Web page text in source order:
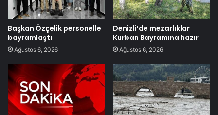
Başkan Özçelik personelle
bayramlaştı
Ağustos 6, 2026
Denizli’de mezarlıklar
Kurban Bayramına hazır
Ağustos 6, 2026